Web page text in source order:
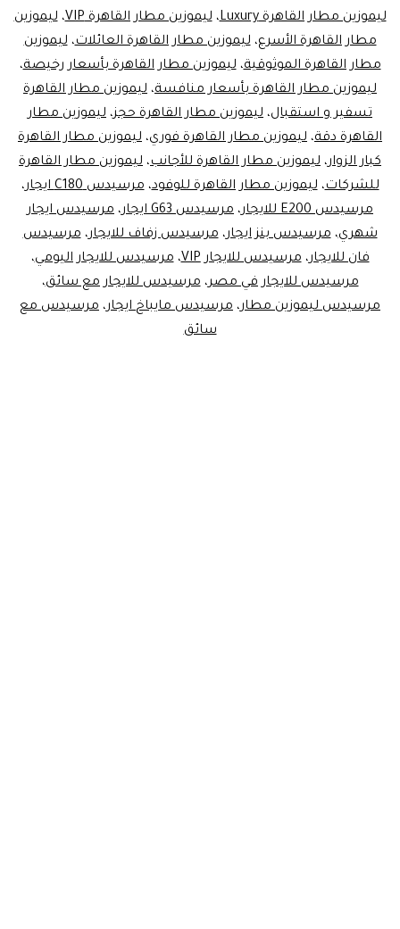
ليموزين مطار القاهرة Luxury
،ليموزين مطار القاهرة VIP ،ليموزين
مطار القاهرة الأسرع،ليموزين مطار القاهرة العائلات،ليموزين
مطار القاهرة الموثوقية،ليموزين مطار القاهرة بأسعار رخيصة،
ليموزين مطار القاهرة بأسعار منافسة، ليموزين مطار القاهرة
تسفير و استقبال، ليموزين مطار القاهرة حجز، ليموزين مطار
القاهرة دقة، ليموزين مطار القاهرة فوري، ليموزين مطار القاهرة
كبار الزوار، ليموزين مطار القاهرة للأجانب، ليموزين مطار القاهرة
للشركات،ليموزين مطار القاهرة للوفود،مرسيدس C180 ايجار
،
مرسيدس E200 للايجار
، مرسيدس G63 ايجار ، مرسيدس ايجار
شهري،مرسيدس بنز ايجار،مرسيدس زفاف للايجار،مرسيدس
فان للايجار،مرسيدس للايجار VIP ،مرسيدس للايجار اليومي،
مرسيدس للايجار في مصر،مرسيدس للايجار مع سائق،
مرسيدس ليموزين مطار، مرسيدس مايباخ ايجار، مرسيدس مع
سائق